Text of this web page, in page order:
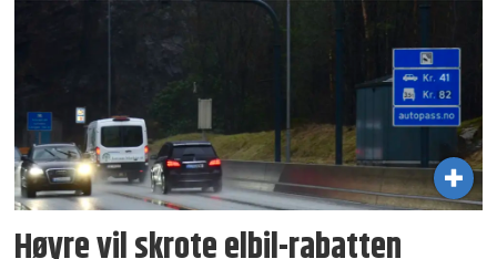
Høyre vil skrote elbil-rabatten